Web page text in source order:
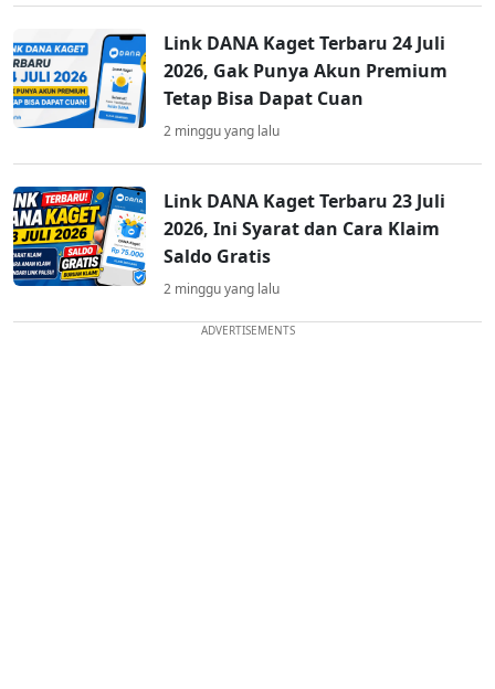
Link DANA Kaget Terbaru 24 Juli
2026, Gak Punya Akun Premium
Tetap Bisa Dapat Cuan
2 minggu yang lalu
Link DANA Kaget Terbaru 23 Juli
2026, Ini Syarat dan Cara Klaim
Saldo Gratis
2 minggu yang lalu
ADVERTISEMENTS